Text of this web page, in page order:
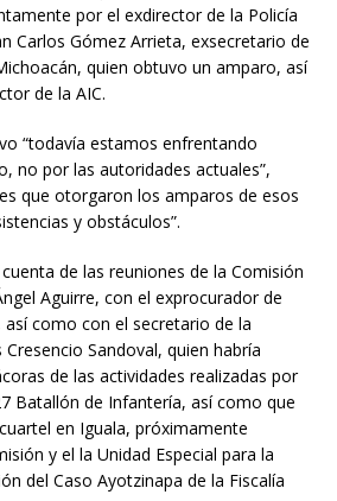
por el exdirector de la Policía
Carlos Gómez Arrieta, exsecretario de
quien obtuvo un amparo, así
de la AIC.
“todavía estamos enfrentando
no por las autoridades actuales”,
que otorgaron los amparos de esos
y obstáculos”.
de las reuniones de la Comisión
Aguirre, con el exprocurador de
como con el secretario de la
Sandoval, quien habría
de las actividades realizadas por
Batallón de Infantería, así como que
en Iguala, próximamente
y el la Unidad Especial para la
del Caso Ayotzinapa de la Fiscalía